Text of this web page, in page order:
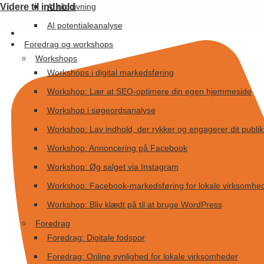
Videre til indhold
AI rådgivning
AI potentialeanalyse
Foredrag og workshops
Workshops
Workshops i digital markedsføring
Workshop: Lær at SEO-optimere din egen hjemmeside
Workshop i søgeordsanalyse
Workshop: Lav indhold, der rykker og engagerer dit
Workshop: Annoncering på Facebook
Workshop: Øg salget via Instagram
Workshop: Facebook-markedsføring for lokale
Workshop: Bliv klædt på til at bruge WordPress
Foredrag
Foredrag: Digitale fodspor
Foredrag: Online synlighed for lokale virksomheder